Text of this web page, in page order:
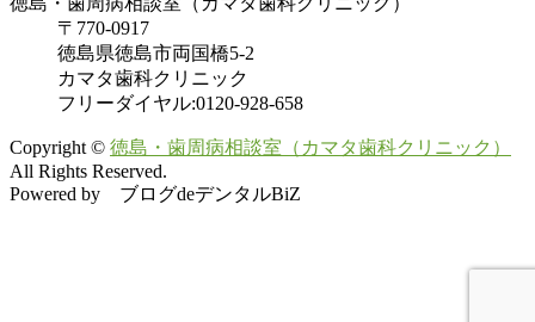
〒770-0917
徳島県徳島市両国橋5-2
カマタ歯科クリニック
フリーダイヤル:0120-928-658
Copyright © 徳島・歯周病相談室（カマタ歯科クリニック）
All Rights Reserved.
Powered by ブログdeデンタルBiZ